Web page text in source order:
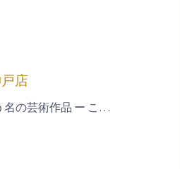
店
名の芸術作品 ー こ…